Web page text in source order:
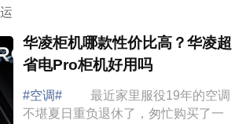
华凌柜机哪款性价比高？华凌超
省电Pro柜机好用吗
#空调#
最近家里服役19年的空调
不堪夏日重负退休了，匆忙购买了一